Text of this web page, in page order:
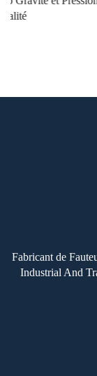
Fabricant de
Industrial And